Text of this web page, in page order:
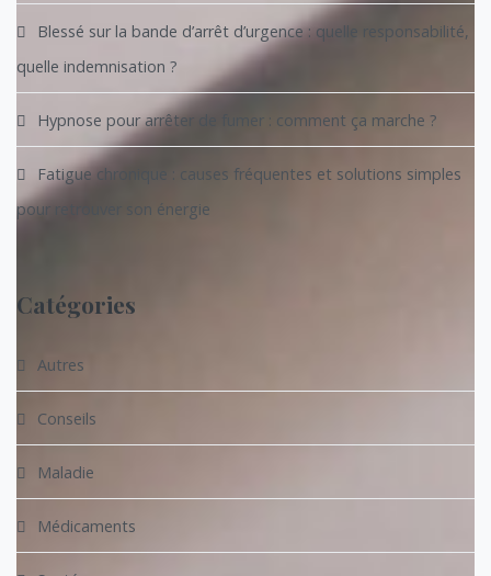
Blessé sur la bande d’arrêt d’urgence : quelle responsabilité,
quelle indemnisation ?
Hypnose pour arrêter de fumer : comment ça marche ?
Fatigue chronique : causes fréquentes et solutions simples
pour retrouver son énergie
Catégories
Autres
Conseils
Maladie
Médicaments